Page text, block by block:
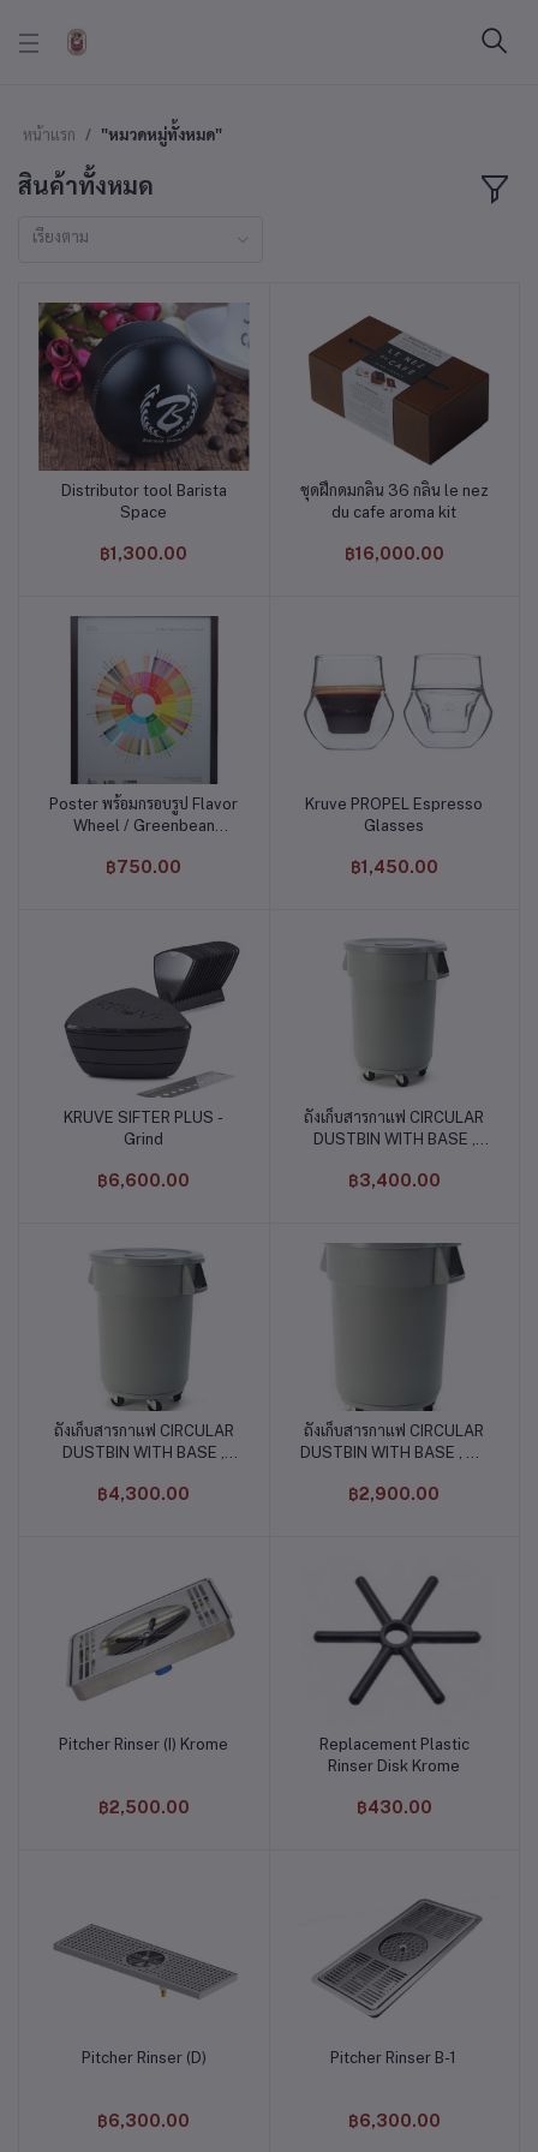
หน้าแรก "หมวดหมู่ทั้งหมด"
สินค้าทั้งหมด
เรียงตาม
หยิบใส่ตะกร้า
Distributor tool Barista
Space
฿1,300.00
หยิบใส่ตะกร้า
ชุดฝึกดมกลิ่น 36 กลิ่น le nez
du cafe aroma kit
฿16,000.00
หยิบใส่ตะกร้า
Poster พร้อมกรอบรูป Flavor
Wheel / Greenbean
฿750.00
หยิบใส่ตะกร้า
Kruve PROPEL Espresso
Glasses
฿1,450.00
หยิบใส่ตะกร้า
KRUVE SIFTER PLUS -
Grind
฿6,600.00
หยิบใส่ตะกร้า
ถังเก็บสารกาแฟ CIRCULAR
DUSTBIN WITH BASE ,
฿3,400.00
หยิบใส่ตะกร้า
ถังเก็บสารกาแฟ CIRCULAR
DUSTBIN WITH BASE ,
฿4,300.00
หยิบใส่ตะกร้า
ถังเก็บสารกาแฟ CIRCULAR
DUSTBIN WITH BASE , 76
฿2,900.00
หยิบใส่ตะกร้า
Pitcher Rinser (I) Krome
฿2,500.00
หยิบใส่ตะกร้า
Replacement Plastic
Rinser Disk Krome
฿430.00
หยิบใส่ตะกร้า
Pitcher Rinser (D)
฿6,300.00
หยิบใส่ตะกร้า
Pitcher Rinser B-1
฿6,300.00